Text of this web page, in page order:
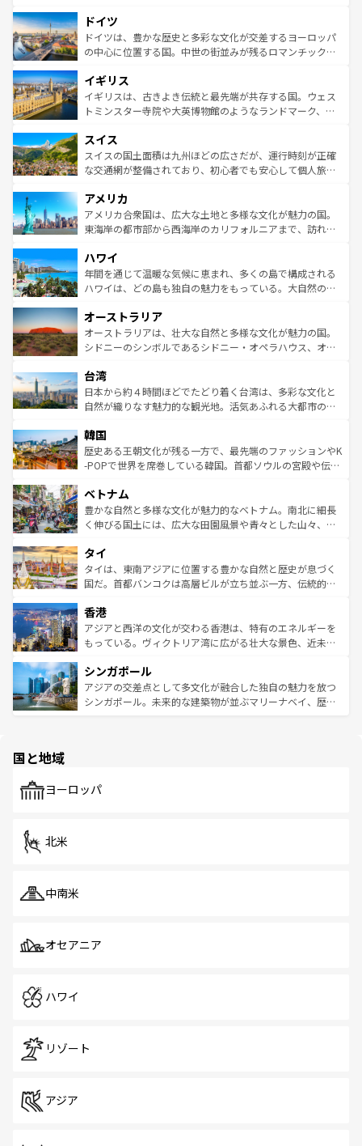
せる。地方によって風土や気候が異なるスペインはその個
性で訪れる人を魅了する。 なお、新着のスペイン情報は コ
ンテンツ一覧を参照してほしい。
で、幅広い魅力が詰まっている。華麗な宮殿、歴史的な大
聖堂、美しいビーチ、そして豊かな自然が、訪れる者を心
から魅了する。また、フランスは美食の国としても知ら
いる。シャンパンの発祥地であるランス、プロヴァンスの
香り高いラベンダー畑など、多彩な楽しみ方が可能だ。さ
らに、パリ以外の地域にも魅力が溢れており、どの街角に
れる地方に足を運ぶとそれぞれで全く異なる文化を体験で
きるだろう。 なお、新着のフランス情報はコンテンツ一覧
を参照してほしい。
ドイツ
ドイツは、豊かな歴史と多彩な文化が交差するヨーロッパ
の中心に位置する国。中世の街並みが残るロマンチック街
顔を持つこの国は、どこを歩いても飽きることがない。ベ
ルリンの文化的活気、バイエルン州のアルプスの絶景、そ
してライン川沿いのワイン畑といった風景は必見。ビール
は、お酒好きな人にはぜひ体験してほしい。 なお、新着の
ドイツ情報はコンテンツ一覧を参照してほしい。
イギリス
イギリスは、古きよき伝統と最先端が共存する国。ウェス
トミンスター寺院や大英博物館のようなランドマーク、歴
リアごとに異なる魅力がある。また、優雅なアフタヌーン
ティー、ビール好きにはたまらない英国パブ、サッカー観
戦など、本場だからこそできる体験も豊富。イギリスを旅
ンツ一覧を参照してほしい。
スイス
スイスの国土面積は九州ほどの広さだが、運行時刻が正確
な交通網が整備されており、初心者でも安心して個人旅行
の建物がそのまま残る町や、スイスならではのユニークな
博物館もあり、アルプス観光だけでなく町歩きも満喫する
ことができる。国民の所得が高いため物価も高いが、旅行
ば市内交通費無料で観光を楽しむこともできる。 なお、新
着のスイス情報はコンテンツ一覧 を参照してほしい。
アメリカ
アメリカ合衆国は、広大な土地と多様な文化が魅力の国。
東海岸の都市部から西海岸のカリフォルニアまで、訪れる
のような巨大都市は、観光、ショッピング、エンターテイ
ンメントが詰まった刺激的なスポットだ。一方、アメリカ
西部には大自然が広がり、グランドキャニオンやイエロー
部のニューオーリンズでは、音楽と美食が融合した独特の
文化が魅力。旅行者はアメリカの各地域で異なる魅力を楽
しみながら、その多様性と豊かな歴史を感じることができ
ならではの贅沢な旅のスタイルだ。 なお、新着のアメリカ
情報はコンテンツ一覧を参照してほしい。
ハワイ
年間を通じて温暖な気候に恵まれ、多くの島で構成される
ハワイは、どの島も独自の魅力をもっている。大自然の神
ワイ島は見逃せない。また、定番の観光地といえばオアフ
島だが、静かな自然を求めるならマウイ島やカウアイ島が
おすすめ。エメラルドグリーンに輝く海をはじめ、豊かな
れるおもてなしの心で訪れる人々を迎えてくれるハワイの
人々、おいしいローカルフードやハワイアンミュージッ
ク、伝統的なフラダンスなど、すべてがハワイの魅力を彩
ワイを、存分に味わってほしい。 なお、新着のハワイ情報
はコンテンツ一覧を参照してほしい。
オーストラリア
オーストラリアは、壮大な自然と多様な文化が魅力の国。
シドニーのシンボルであるシドニー・オペラハウス、オー
リアリーフや大陸中央部にそびえるウルル（エアーズロッ
ク）、タスマニアの美しい原生林やケアンズの熱帯雨林な
ど、見どころがたくさん。また、カフェやワイン、オージ
いる。アクティビティも充実しており、サーフィンやダイ
ビング、ハイキングなど、アウトドア好きにはたまらな
い。オーストラリアの多彩な魅力を存分に味わいつくそ
参照してほしい。
台湾
日本から約４時間ほどでたどり着く台湾は、多彩な文化と
自然が織りなす魅力的な観光地。活気あふれる大都市の台
ン）、静ひつな山岳地帯である台湾東部など、都市の喧騒
と山間の静けさが共存しており、訪れる人に新しい発見と
驚きをもたらしてくれる。また、奥深い台湾の食文化も魅
容にもいいと評判のスイーツなど、バラエティ豊かな料理
が味わえる。 なお、新着の台湾情報は コンテンツ一覧を参
照してほしい。
韓国
歴史ある王朝文化が残る一方で、最先端のファッションやK
-POPで世界を席巻している韓国。首都ソウルの宮殿や伝統
き、地方に足を延ばせば四季折々の自然美を楽しむことが
できる。そして、キムチや焼肉、絶品のストリートフード
まで、さまざまな韓国料理が待っている。夜には、韓国な
リティに包まれながら、韓国の多彩な魅力を心ゆくまで味
わってみてほしい。 なお、新着の韓国情報はコンテンツ一
覧を参照してほしい。
ベトナム
豊かな自然と多様な文化が魅力的なベトナム。南北に細長
く伸びる国土には、広大な田園風景や青々とした山々、世
急速な発展と共に伝統が息づく。ハノイの古い町並みやホ
ーチミン市のフランス統治時代の建物も、独特の雰囲気を
醸し出している。また、バラエティの豊かさとおいしさで
とつ。フォーやバインミー、ベトナムコーヒーなどは、ぜ
ひ現地で味わいたい。どの地域を訪れてもあたたかい人々
が旅行者を迎えてくれるので、きっと忘れられない旅にな
参照してほしい。
タイ
タイは、東南アジアに位置する豊かな自然と歴史が息づく
国だ。首都バンコクは高層ビルが立ち並ぶ一方、伝統的な
の活気が交差している。北部ではチェンマイなどの山岳地
帯で自然と触れ合い、南部ではプーケットやクラビの美し
いビーチでリゾート気分を楽しむことができる。タイ料理
激する。気候は一年中温暖で、どの季節にも異なる楽しみ
が待っている。親しみやすいタイの人々、仏教を中心とし
た文化、そして多様な観光資源が、訪れる旅人を魅了し続
香港
アジアと西洋の文化が交わる香港は、特有のエネルギーを
もっている。ヴィクトリア湾に広がる壮大な景色、近未来
み、どこを訪れても感動するはず。観光スポットが密集し
ており、効率よく見どころを回れるのも魅力。息をのむよ
うな絶景から文化的な体験まで、香港を存分に楽しみ尽く
シンガポール
アジアの交差点として多文化が融合した独自の魅力を放つ
シンガポール。未来的な建築物が並ぶマリーナベイ、歴史
で、ホーカーズは地元の風情を楽しめる外せないスポット
国と地域
ヨーロッパ
北米
中南米
オセアニア
ハワイ
リゾート
アジア